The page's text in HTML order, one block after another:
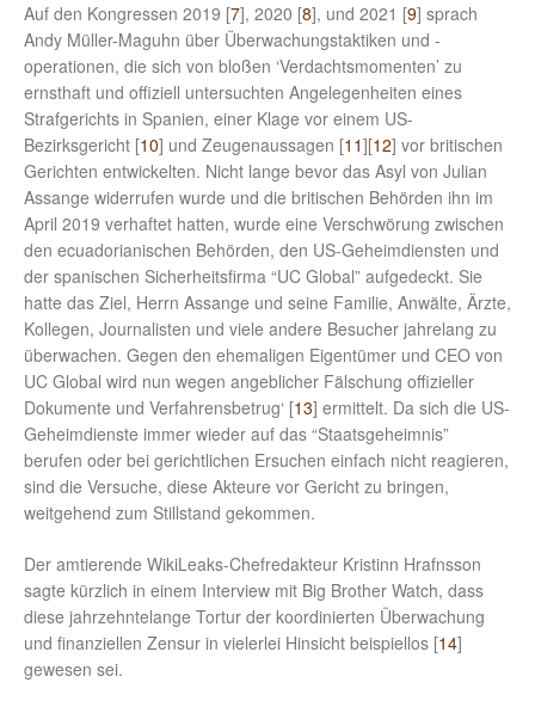
Auf den Kongressen 2019 [7], 2020 [8], und 2021 [9] sprach
Andy Müller-Maguhn über Überwachungstaktiken und -
operationen, die sich von bloßen ‘Verdachtsmomenten’ zu
ernsthaft und offiziell untersuchten Angelegenheiten eines
Strafgerichts in Spanien, einer Klage vor einem US-
Bezirksgericht [10] und Zeugenaussagen [11][12] vor britischen
Gerichten entwickelten. Nicht lange bevor das Asyl von Julian
Assange widerrufen wurde und die britischen Behörden ihn im
April 2019 verhaftet hatten, wurde eine Verschwörung zwischen
den ecuadorianischen Behörden, den US-Geheimdiensten und
der spanischen Sicherheitsfirma “UC Global” aufgedeckt. Sie
hatte das Ziel, Herrn Assange und seine Familie, Anwälte, Ärzte,
Kollegen, Journalisten und viele andere Besucher jahrelang zu
überwachen. Gegen den ehemaligen Eigentümer und CEO von
UC Global wird nun wegen angeblicher Fälschung offizieller
Dokumente und Verfahrensbetrug‘ [13] ermittelt. Da sich die US-
Geheimdienste immer wieder auf das “Staatsgeheimnis”
berufen oder bei gerichtlichen Ersuchen einfach nicht reagieren,
sind die Versuche, diese Akteure vor Gericht zu bringen,
weitgehend zum Stillstand gekommen.
Der amtierende WikiLeaks-Chefredakteur Kristinn Hrafnsson
sagte kürzlich in einem Interview mit Big Brother Watch, dass
diese jahrzehntelange Tortur der koordinierten Überwachung
und finanziellen Zensur in vielerlei Hinsicht beispiellos [14]
gewesen sei.